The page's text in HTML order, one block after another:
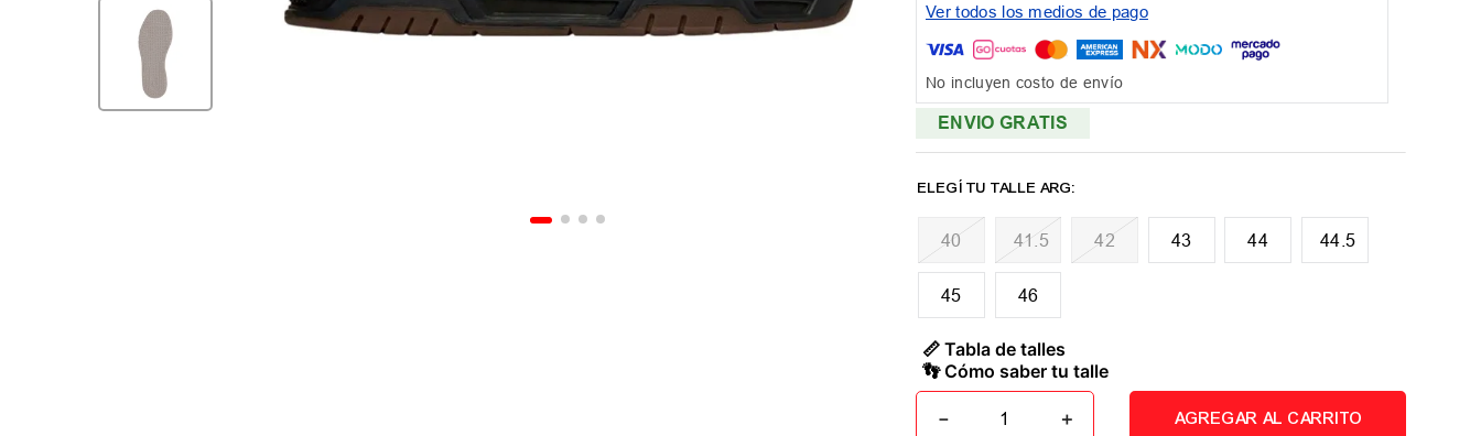
Ver todos los medios de pago
No incluyen costo de envío
ENVIO GRATIS
40 41.5 42 43 44 44.5
45 46
📏 Tabla de talles
👣 Cómo saber tu talle
＋
－ AGREGAR AL CARRITO